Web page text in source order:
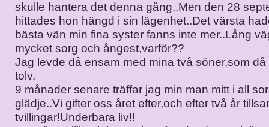
skulle hantera det denna gång..Men den 28
hittades hon hängd i sin lägenhet..Det värsta
bästa vän min fina syster fanns inte mer..Lång
mycket sorg och ångest,varför??
Jag levde då ensam med mina två söner,som
tolv.
9 månader senare träffar jag min man mitt i all
glädje..Vi gifter oss året efter,och efter två år
tvillingar!Underbara liv!!